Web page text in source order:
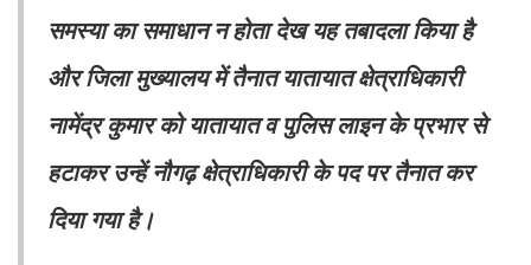
समस्या का समाधान न होता देख यह तबादला किया है
और जिला मुख्यालय में तैनात यातायात क्षेत्राधिकारी
नामेंद्र कुमार को यातायात व पुलिस लाइन के प्रभार से
हटाकर उन्हें नौगढ़ क्षेत्राधिकारी के पद पर तैनात कर
दिया गया है।